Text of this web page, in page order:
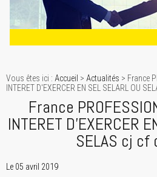
Vous êtes ici : Accueil > Actualités > France
INTERET D'EXERCER EN SEL SELARL OU
France
INTERET D'EXERCER
SELAS cj cf
Le 05 avril 2019